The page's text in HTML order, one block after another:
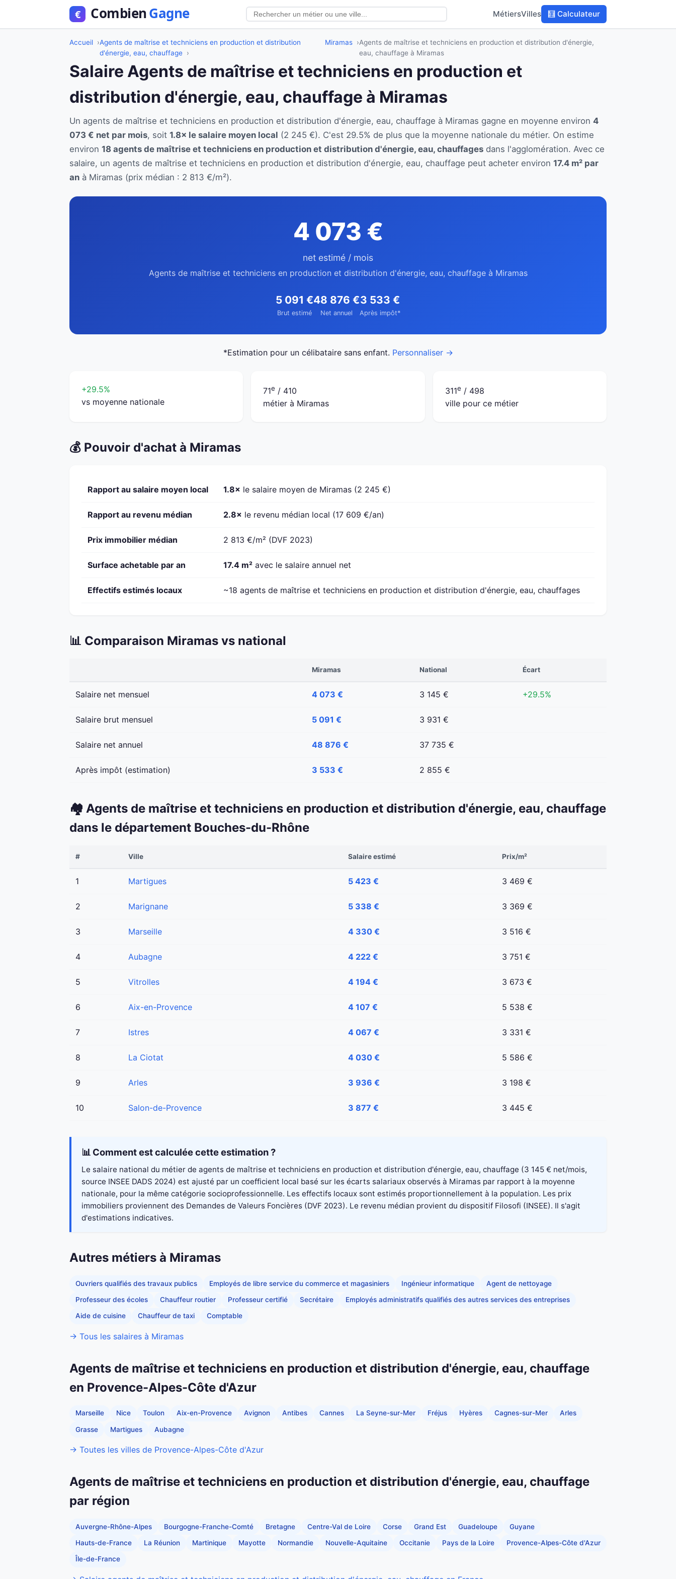
MétiersVilles 🧮 Calculateur
Accueil
Agents de maîtrise et techniciens en production et distribution
d'énergie, eau, chauffage
Miramas
Agents de maîtrise et techniciens en production et distribution d'énergie,
eau, chauffage à Miramas
Salaire Agents de maîtrise et techniciens en production et
distribution d'énergie, eau, chauffage à Miramas
Un agents de maîtrise et techniciens en production et distribution d'énergie, eau, chauffage à Miramas gagne en moyenne environ 4
073 € net par mois, soit 1.8× le salaire moyen local (2 245 €). C'est 29.5% de plus que la moyenne nationale du métier. On estime
environ 18 agents de maîtrise et techniciens en production et distribution d'énergie, eau, chauffages dans l'agglomération. Avec ce
salaire, un agents de maîtrise et techniciens en production et distribution d'énergie, eau, chauffage peut acheter environ 17.4 m² par
an à Miramas (prix médian : 2 813 €/m²).
4 073 €
net estimé / mois
Agents de maîtrise et techniciens en production et distribution d'énergie, eau, chauffage à Miramas
5 091 €
Brut estimé
48 876 €
Net annuel
3 533 €
Après impôt*
*Estimation pour un célibataire sans enfant. Personnaliser →
+29.5%
vs moyenne nationale
71e / 410
métier à Miramas
311e / 498
ville pour ce métier
💰 Pouvoir d'achat à Miramas
Rapport au salaire moyen local 1.8× le salaire moyen de Miramas (2 245 €)
Rapport au revenu médian 2.8× le revenu médian local (17 609 €/an)
Prix immobilier médian 2 813 €/m² (DVF 2023)
Surface achetable par an 17.4 m² avec le salaire annuel net
Effectifs estimés locaux ~18 agents de maîtrise et techniciens en production et distribution d'énergie, eau, chauffages
📊 Comparaison Miramas vs national
Miramas National Écart
Salaire net mensuel 4 073 € 3 145 € +29.5%
Salaire brut mensuel 5 091 € 3 931 €
Salaire net annuel 48 876 € 37 735 €
Après impôt (estimation) 3 533 € 2 855 €
🏘️ Agents de maîtrise et techniciens en production et distribution d'énergie, eau, chauffage
dans le département Bouches-du-Rhône
# Ville Salaire estimé Prix/m²
1 Martigues 5 423 € 3 469 €
2 Marignane 5 338 € 3 369 €
3 Marseille 4 330 € 3 516 €
4 Aubagne 4 222 € 3 751 €
5 Vitrolles 4 194 € 3 673 €
6 Aix-en-Provence 4 107 € 5 538 €
7 Istres 4 067 € 3 331 €
8 La Ciotat 4 030 € 5 586 €
9 Arles 3 936 € 3 198 €
10 Salon-de-Provence 3 877 € 3 445 €
📊 Comment est calculée cette estimation ?
Le salaire national du métier de agents de maîtrise et techniciens en production et distribution d'énergie, eau, chauffage (3 145 € net/mois,
source INSEE DADS 2024) est ajusté par un coefficient local basé sur les écarts salariaux observés à Miramas par rapport à la moyenne
nationale, pour la même catégorie socioprofessionnelle. Les effectifs locaux sont estimés proportionnellement à la population. Les prix
immobiliers proviennent des Demandes de Valeurs Foncières (DVF 2023). Le revenu médian provient du dispositif Filosofi (INSEE). Il s'agit
d'estimations indicatives.
Autres métiers à Miramas
Ouvriers qualifiés des travaux publics Employés de libre service du commerce et magasiniers Ingénieur informatique Agent de nettoyage
Professeur des écoles Chauffeur routier Professeur certifié Secrétaire Employés administratifs qualifiés des autres services des entreprises
Aide de cuisine Chauffeur de taxi Comptable
→ Tous les salaires à Miramas
Agents de maîtrise et techniciens en production et distribution d'énergie, eau, chauffage
en Provence-Alpes-Côte d'Azur
Marseille Nice Toulon Aix-en-Provence Avignon Antibes Cannes La Seyne-sur-Mer Fréjus Hyères Cagnes-sur-Mer Arles
Grasse Martigues Aubagne
→ Toutes les villes de Provence-Alpes-Côte d'Azur
Agents de maîtrise et techniciens en production et distribution d'énergie, eau, chauffage
par région
Auvergne-Rhône-Alpes Bourgogne-Franche-Comté Bretagne Centre-Val de Loire Corse Grand Est Guadeloupe Guyane
Hauts-de-France La Réunion Martinique Mayotte Normandie Nouvelle-Aquitaine Occitanie Pays de la Loire Provence-Alpes-Côte d'Azur
Île-de-France